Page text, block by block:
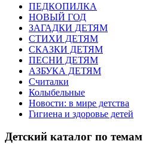
ПЕДКОПИЛКА
НОВЫЙ ГОД
ЗАГАДКИ ДЕТЯМ
СТИХИ ДЕТЯМ
СКАЗКИ ДЕТЯМ
ПЕСНИ ДЕТЯМ
АЗБУКА ДЕТЯМ
Считалки
Колыбельные
Новости: в мире детства
Гигиена и здоровье детей
Детский каталог по темам